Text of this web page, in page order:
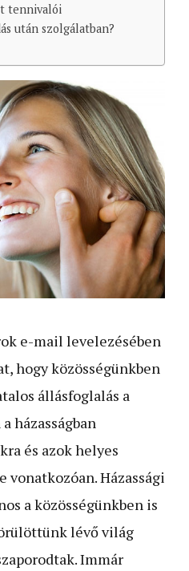
tennivalói
után szolgálatban?
e-mail levelezésében
hogy közösségünkben
állásfoglalás a
házasságban
és azok helyes
Házassági
a közösségünkben is
lévő világ
Immár